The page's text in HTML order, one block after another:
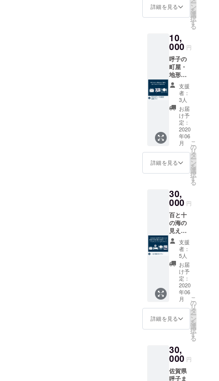
に必要
なパス
ルにて
お送り
させて
いただ
きま
す。
（有効
期間：
2020年
6月1日
～2021
年4月15
日） ＊
百と十
から徒
分の湯
処「台
は、閉
館まで
の間は
一日何
度でも
お入り
いただ
ける入
浴施設
となっ
ており
ます。
＊オリ
ジナル
ヒー
は、ご
ただい
た際に
フロン
トにて
お渡し
の入力
す。
（イニ
シャ
ル・
ニック
ネーム
でもOK
す。）
＊お名
前の掲
示をご
希望さ
れない
方は、
備考欄
を空欄
くださ
い。
方へ。
■応援し
ていた
感謝の
気持ち
のお礼
メール
■百と十
ロゴ入
りマグ
カップ
×1個 ■
百と十
オリジ
ナルド
リップ
コー
ヒー×10
袋 コー
ヒー
十オー
ナーが
厳選し
た、香
り豊か
なド
リップ
コー
ヒーを
ご自宅
にお送
りした
しま
す。
詳細を見る ー
ン
を
選
択
す
る
10,
000 円
呼子の
町屋・
地形か
ら町の
成り立
ちを学
びたい
と思っ
ていた
だける
方へ。
散策後
は百と
十の特
別ラン
チを！
ていた
だいた
感謝の
気持ち
のお礼
メール
■呼子の
歴史を
ご案内
しなが
らの町
並み散
策（約
60分）
■百と十
の特別
ランチ
日：
2020年
6月27日
（土）
支援
者：
3人
お届
け予
定：
2020
年06
月
詳細を見る
こ
の
リ
タ
ー
ン
を
選
択
す
る
30,
000 円
百と十
の海の
見える
お部屋
で2名様
1泊。限
定朝食
付きで
楽しみ
たい方
へ。 ■
応援し
ていた
だいた
感謝の
気持ち
メール
■百と十
のご宿
泊 2名
支援
者：
5人
お届
け予
定：
2020
年06
月
詳細を見る
こ
の
リ
タ
ー
ン
を
選
択
す
る
30,
000 円
佐賀県
呼子ま